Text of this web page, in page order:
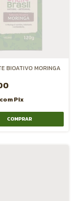
BIOATIVO MORINGA
comPix